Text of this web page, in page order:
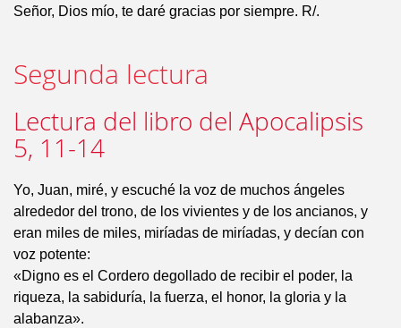
Señor, Dios mío, te daré gracias por siempre. R/.
Segunda lectura
Lectura del libro del Apocalipsis
5, 11-14
Yo, Juan, miré, y escuché la voz de muchos ángeles
alrededor del trono, de los vivientes y de los ancianos, y
eran miles de miles, miríadas de miríadas, y decían con
voz potente:
«Digno es el Cordero degollado de recibir el poder, la
riqueza, la sabiduría, la fuerza, el honor, la gloria y la
alabanza».